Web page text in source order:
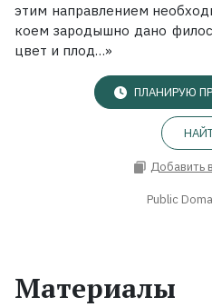
этим направлением
коем зародышно дано
цвет и плод…»
ПЛАНИРУЮ
Добавить
Public
Материалы